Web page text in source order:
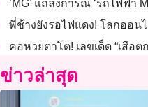
‘MG’ แถลงการณ์ ‘รถไฟฟ้า
พี่ช้างยังรอไฟแดง! โลกออ
คอหวยตาโต! เลขเด็ด “เสือ
ข่าวล่าสุด